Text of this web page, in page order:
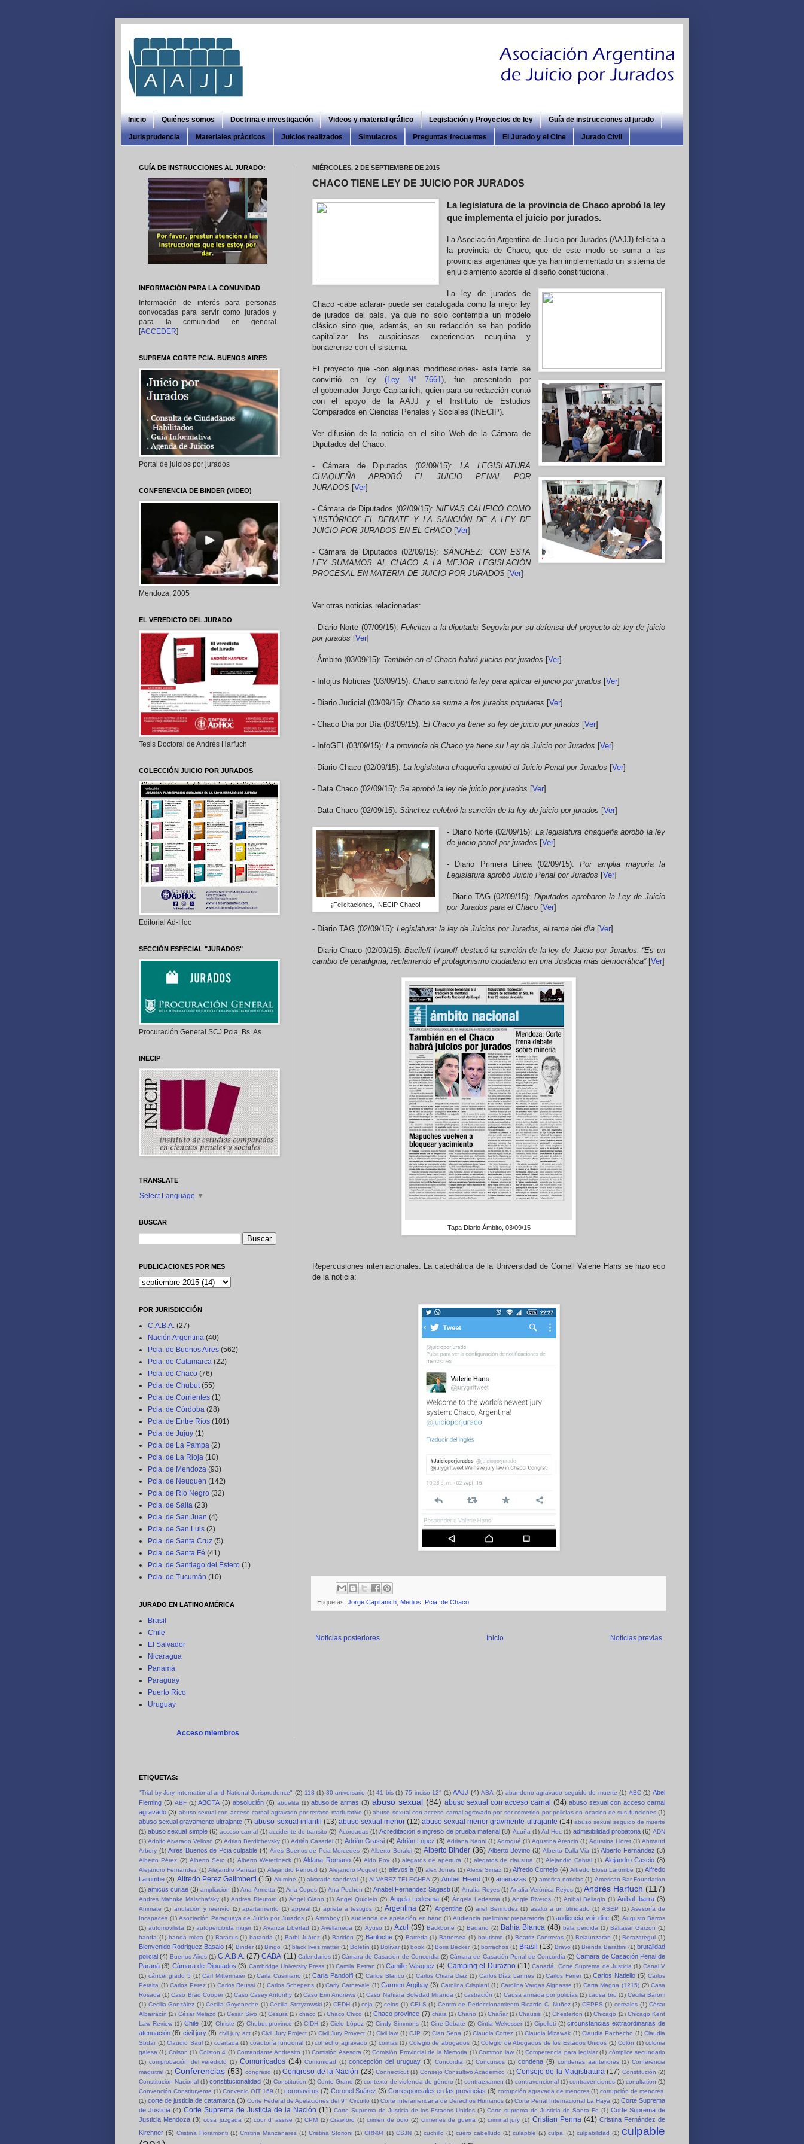
Inicio Quiénes somos Doctrina e investigación Videos y material gráfico Legislación y Proyectos de ley Guía de instrucciones al jurado
Jurisprudencia Materiales prácticos Juicios realizados Simulacros Preguntas frecuentes El Jurado y el Cine Jurado Civil
MIÉRCOLES, 2 DE SEPTIEMBRE DE 2015
CHACO TIENE LEY DE JUICIO POR JURADOS
La legislatura de la provincia de Chaco aprobó la ley
que implementa el juicio por jurados.
La Asociación Argentina de Juicio por Jurados (AAJJ) felicita a
la provincia de Chaco, que de este modo se suma a las
provincias argentinas que ya han implementado un sistema de
enjuiciamiento acorde al diseño constitucional.
La ley de jurados de
Chaco -cabe aclarar- puede ser catalogada como la mejor ley
de jurados del país, ya que no solo contempla un modelo
clásico sino que, además, en su redacción se han podido
capitalizar las auspiciosas experiencias neuquina y
bonaerense con el sistema.
El proyecto que -con algunas modificaciones- esta tarde se
convirtió en ley(Ley N° 7661 ), fue presentado por
el gobernador Jorge Capitanich, quien para su redacción contó
con el apoyo de la AAJJ y el Instituto de Estudios
Comparados en Ciencias Penales y Sociales (INECIP).
Ver difusión de la noticia en el sitio Web de la Cámara de
Diputados del Chaco:
- Cámara de Diputados (02/09/15):LA LEGISLATURA
CHAQUEÑA APROBÓ EL JUICIO PENAL POR
JURADOS [Ver]
- Cámara de Diputados (02/09/15):NIEVAS CALIFICÓ COMO
“HISTÓRICO” EL DEBATE Y LA SANCIÓN DE A LEY DE
JUICIO POR JURADOS EN EL CHACO [Ver]
- Cámara de Diputados (02/09/15): SÁNCHEZ: “CON ESTA
LEY SUMAMOS AL CHACO A LA MEJOR LEGISLACIÓN
PROCESAL EN MATERIA DE JUICIO POR JURADOS [Ver]
Ver otras noticias relacionadas:
- Diario Norte (07/09/15):Felicitan a la diputada Segovia por su defensa del proyecto de ley de juicio
por jurados [Ver]
- Ámbito (03/09/15): También en el Chaco habrá juicios por jurados [Ver]
- Infojus Noticias (03/09/15): Chaco sancionó la ley para aplicar el juicio por jurados [Ver]
- Diario Judicial (03/09/15): Chaco se suma a los jurados populares [Ver]
- Chaco Día por Día (03/09/15): El Chaco ya tiene su ley de juicio por jurados [Ver]
- InfoGEI (03/09/15): La provincia de Chaco ya tiene su Ley de Juicio por Jurados [Ver]
- Diario Chaco (02/09/15): La legislatura chaqueña aprobó el Juicio Penal por Jurados [Ver]
- Data Chaco (02/09/15): Se aprobó la ley de juicio por jurados [Ver]
- Data Chaco (02/09/15): Sánchez celebró la sanción de la ley de juicio por jurados [Ver]
¡Felicitaciones, INECIP Chaco!
- Diario Norte (02/09/15): La legislatura chaqueña aprobó la ley
de juicio penal por jurados [Ver]
- Diario Primera Línea (02/09/15):Por amplia mayoría la
Legislatura aprobó Juicio Penal por Jurados [Ver]
- Diario TAG (02/09/15): Diputados aprobaron la Ley de Juicio
por Jurados para el Chaco [Ver]
- Diario TAG (02/09/15): Legislatura: la ley de Juicios por Jurados, el tema del día [Ver]
- Diario Chaco (02/09/15):Bacileff Ivanoff destacó la sanción de la ley de Juicio por Jurados: “Es un
cambio de paradigma, reclamando el protagonismo ciudadano en una Justicia más democrática” [Ver]
Tapa Diario Ámbito, 03/09/15
Repercusiones internacionales. La catedrática de la Universidad de Cornell Valerie Hans se hizo eco
de la noticia:
Etiquetas: Jorge Capitanich Medios Pcia. de Chaco
Noticias posteriores Noticias previas
Inicio
GUÍA DE INSTRUCCIONES AL JURADO:
INFORMACIÓN PARA LA COMUNIDAD
Información de interés para personas
convocadas para servir como jurados y
para la comunidad en general
[ACCEDER]
SUPREMA CORTE PCIA. BUENOS AIRES
Portal de juicios por jurados
CONFERENCIA DE BINDER (VIDEO)
Mendoza, 2005
EL VEREDICTO DEL JURADO
Tesis Doctoral de Andrés Harfuch
COLECCIÓN JUICIO POR JURADOS
Editorial Ad-Hoc
SECCIÓN ESPECIAL "JURADOS"
Procuración General SCJ Pcia. Bs. As.
INECIP
TRANSLATE
Select Language ▼
BUSCAR
PUBLICACIONES POR MES
POR JURISDICCIÓN
C.A.B.A. (27)
Nación Argentina (40)
Pcia. de Buenos Aires (562)
Pcia. de Catamarca (22)
Pcia. de Chaco (76)
Pcia. de Chubut (55)
Pcia. de Corrientes (1)
Pcia. de Córdoba (28)
Pcia. de Entre Ríos (101)
Pcia. de Jujuy (1)
Pcia. de La Pampa (2)
Pcia. de La Rioja (10)
Pcia. de Mendoza (93)
Pcia. de Neuquén (142)
Pcia. de Río Negro (32)
Pcia. de Salta (23)
Pcia. de San Juan (4)
Pcia. de San Luis (2)
Pcia. de Santa Cruz (5)
Pcia. de Santa Fé (41)
Pcia. de Santiago del Estero (1)
Pcia. de Tucumán (10)
JURADO EN LATINOAMÉRICA
Brasil
Chile
El Salvador
Nicaragua
Panamá
Paraguay
Puerto Rico
Uruguay
Acceso miembros
ETIQUETAS:
"Trial by Jury International and National Jurisprudence" (2) 118 (1) 30 aniversario (1) 41 bis (1) 75 inciso 12° (1) AAJJ (4) ABA (1) abandono agravado seguido de muerte (1) ABC (1) Abel
Fleming (5) ABF (1) ABOTA (3) absolución (6) abuelita (1) abuso de armas (3) abuso sexual (84) abuso sexual con acceso carnal (34) abuso sexual con acceso carnal
agravado (3) abuso sexual con acceso carnal agravado por retraso madurativo (1) abuso sexual con acceso carnal agravado por ser cometido por policías en ocasión de sus funciones (1)
abuso sexual gravamente ultrajante (7) abuso sexual infantil (13) abuso sexual menor (12) abuso sexual menor gravmente ultrajante (14) abuso sexual seguido de muerte
(1) abuso sexual simple (6) acceso carnal (1) accidente de tránsito (2) Acordadas (1) Acreditación e ingreso de prueba material (8) Acuña (1) Ad Hoc (1) admisibilidad probatoria (6) ADN
(1) Adolfo Alvarado Velloso (2) Adrian Berdichevsky (1) Adrián Casadei (1) Adrián Grassi (4) Adrián López (3) Adriana Nanni (1) Adrogué (1) Agustina Atencio (1) Agustina Lloret (1) Ahmaud
Arbery (1) Aires Buenos de Pcia culpable (4) Aires Buenos de Pcia Mercedes (2) Alberto Beraldi (2) Alberto Binder (36) Alberto Bovino (3) Alberto Dalla Via (1) Alberto Fernández (3)
Alberto Pérez (2) Alberto Sero (1) Alberto Weretilneck (1) Aldana Romano (4) Aldo Poy (1) alegatos de apertura (1) alegatos de clausura (1) Alejandro Cabral (1) Alejandro Cascio (8)
Alejandro Fernandez (1) Alejandro Panizzi (1) Alejandro Perroud (2) Alejandro Poquet (1) alevosía (8) alex Jones (1) Alexis Simaz (1) Alfredo Cornejo (4) Alfredo Elosu Larumbe (1) Alfredo
Larumbe (3) Alfredo Perez Galimberti (15) Aluminé (1) alvarado sandoval (1) ALVAREZ TELECHEA (2) Amber Heard (10) amenazas (4) america noticias (1) American Bar Foundation
(1) amicus curiae (3) ampliación (1) Ana Armetta (2) Ana Copes (1) Ana Pechen (2) Anabel Fernandez Sagasti (3) Analía Reyes (1) Analía Verónica Reyes (1) Andrés Harfuch (117)
Andres Mahnke Malschafsky (1) Andres Rieutord (1) Ángel Giano (1) Angel Quidielo (2) Angela Ledesma (4) Ángela Ledesma (1) Angie Riveros (1) Anibal Bellagio (1) Anibal Ibarra (3)
Animate (1) anulación y reenvío (2) apartamiento (1) appeal (1) apriete a testigos (1) Argentina (27) Argentine (6) ariel Bermudez (1) asalto a un blindado (1) ASEP (1) Asesoría de
Incapaces (1) Asociación Paraguaya de Juicio por Jurados (2) Astroboy (1) audiencia de apelación en banc (1) Audiencia preliminar preparatoria (1) audiencia voir dire (3) Augusto Barros
(1) automovilista (2) autopercibida mujer (1) Avanza Libertad (1) Avellaneda (2) Ayuso (1) Azul (39) Backbone (1) Badano (2) Bahía Blanca (48) bala perdida (1) Baltasar Garzon (1)
banda (1) banda mixta (1) Baracus (1) baranda (1) Barbi Juárez (1) Baridón (2) Bariloche (3) Barreda (1) Battersea (1) bautismo (1) Beatriz Contreras (1) Belaunzarán (1) Berazategui (1)
Bienvenido Rodriguez Basalo (4) Binder (1) Bingo (1) black lives matter (1) Boletín (1) Bolívar (1) book (1) Boris Becker (1) borrachos (1) Brasil (13) Bravo (1) Brenda Barattini (1) brutalidad
policial (4) Buenos Aires (1) C.A.B.A. (27) CABA (11) Calendarios (1) Cámara de Casación de Concordia (2) Cámara de Casación Penal de Concordia (2) Cámara de Casación Penal de
Paraná (3) Cámara de Diputados (3) Cambridge University Press (1) Camila Petran (1) Camille Vásquez (4) Camping el Durazno (11) Canadá. Corte Suprema de Justicia (1) Canal V
(1) cáncer grado 5 (1) Carl Mittermaier (2) Carla Cusimano (1) Carla Pandolfi (3) Carlos Blanco (1) Carlos Chiara Diaz (1) Carlos Díaz Lannes (1) Carlos Ferrer (1) Carlos Natiello (5) Carlos
Peralta (1) Carlos Perez (1) Carlos Reussi (1) Carlos Schepens (1) Carly Carnevale (1) Carmen Argibay (3) Carolina Crispiani (1) Carolina Vargas Aignasse (1) Carta Magna (1215) (2) Casa
Rosada (1) Caso Brad Cooper (1) Caso Casey Antonhy (2) Caso Erin Andrews (1) Caso Nahiara Soledad Miranda (1) castración (1) Causa armada por policías (2) causa bru (1) Cecilia Baroni
(1) Cecilia González (1) Cecilia Goyeneche (1) Cecilia Strzyzowski (2) CEDH (1) ceja (2) celos (1) CELS (1) Centro de Perfeccionamiento Ricardo C. Nuñez (2) CEPES (1) cereales (1) César
Albarracín (2) César Melazo (1) Cesar Sivo (1) Cesura (2) chaco (2) Chaco Chico (1) Chaco province (7) chaia (1) Chano (1) Chañar (1) Chausis (1) Chesterton (1) Chicago (2) Chicago Kent
Law Review (1) Chile (10) Christe (2) Chubut province (2) CIDH (2) Cielo López (2) Cindy Simmons (1) Cine-Debate (2) Cintia Wekesser (1) Cipolleti (2) circunstancias extraordinarias de
atenuación (6) civil jury (8) civil jury act (2) Civil Jury Project (2) Civil Jury Proyect (1) Civil law (1) CJP (2) Clan Sena (2) Claudia Cortez (1) Claudia Mizawak (1) Claudia Pachecho (1) Claudia
Sbdar (1) Claudio Saul (2) coartada (1) coautoría funcional (1) cohecho agravado (1) coimas (1) Colegio de abogados (1) Colegio de Abogados de los Estados Unidos (1) Colón (1) colonia
galesa (1) Colson (1) Colston 4 (1) Comandante Andresito (1) Comisión Asesora (2) Comisión Provincial de la Memoria (1) Common law (1) Competencia para legislar (1) cómplice secundario
(1) comprobación del veredicto (1) Comunicados (14) Comunidad (1) concepción del uruguay (3) Concordia (1) Concursos (1) condena (9) condenas aanteriores (1) Conferencia
magistral (1) Conferencias (53) congreso (1) Congreso de la Nación (23) Connecticut (1) Consejo Consultivo Académico (1) Consejo de la Magistratura (17) Constitución (2)
Constitución Nacional (1) constitucionalidad (3) Constitution (1) Conte Grand (2) contexto de violencia de género (1) contraexamen (1) contravencional (1) contravenciones (1) conultation (1)
Convención Constituyente (1) Convenio OIT 169 (1) coronavirus (7) Coronel Suárez (3) Corresponsales en las provincias (3) corrupción agravada de menores (1) corrupción de menores.
(1) corte de justicia de catamarca (3) Corte Federal de Apelaciones del 9° Circuito (1) Corte Interamericana de Derechos Humanos (2) Corte Penal Internacional La Haya (1) Corte Suprema
de Justicia (4) Corte Suprema de Justicia de la Nación (11) Corte Suprema de Justicia de los Estados Unidos (2) Corte suprema de Justicia de Santa Fe (1) Corte Suprema de
Justicia Mendoza (3) cosa juzgada (2) cour d' assise (1) CPM (2) Crawford (1) crimen de odio (2) crimenes de guerra (1) criminal jury (1) Cristian Penna (41) Cristina Fernández de
Kirchner (5) Cristina Fioramonti (1) Cristina Manzanares (1) Cristina Storioni (1) CRN04 (1) CSJN (1) cuchillo (1) cuero cabelludo (1) culapble (2) culpa. (1) culpabilidad (1) culpable